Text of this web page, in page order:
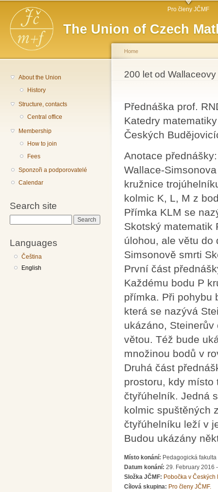
The Union of Czech
Main menu Pro členy JČMF
About the Union
History
Structure, contacts
Central office
Membership
How to join
Fees
Sponzoři a podporovatelé
Calendar
Search site
Languages
Čeština
English
You are here
Home
200 let od
Přednáška prof.
Katedry
Českých
Anotace přednášky:
Wallace-
kružnice
kolmic K, L, M z
Přímka KLM se
Skotský matematik
úlohou, ale větu do
Simsonově smrti
První část
Každému bodu P
přímka. Při pohybu
která se nazývá
ukázáno,
větou. Též bude
množinou bodů v
Druhá část
prostoru, kdy místo
čtyřúhelník. Jedná
kolmic spuštěných
čtyřúhelníku leží v
Budou ukázány
Místo konání: Pedagogická
Datum konání: 29. February 2016
Složka JČMF: Pobočka v Českých
Cílová skupina: Pro členy JČMF.